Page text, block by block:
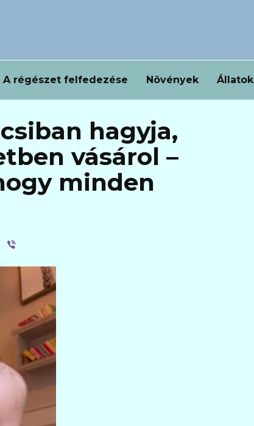
A régészet felfedezése Növények Állatok
hagyja,
vásárol –
minden